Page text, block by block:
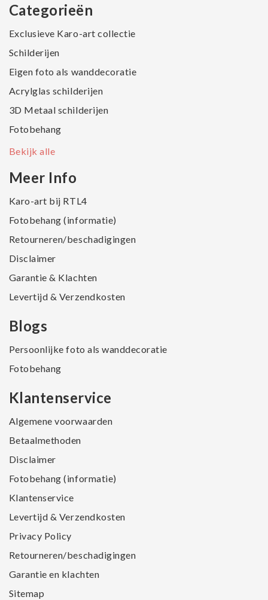
Categorieën
Exclusieve Karo-art collectie
Schilderijen
Eigen foto als wanddecoratie
Acrylglas schilderijen
3D Metaal schilderijen
Fotobehang
Bekijk alle
Meer Info
Karo-art bij RTL4
Fotobehang (informatie)
Retourneren/beschadigingen
Disclaimer
Garantie & Klachten
Levertijd & Verzendkosten
Blogs
Persoonlijke foto als wanddecoratie
Fotobehang
Klantenservice
Algemene voorwaarden
Betaalmethoden
Disclaimer
Fotobehang (informatie)
Klantenservice
Levertijd & Verzendkosten
Privacy Policy
Retourneren/beschadigingen
Garantie en klachten
Sitemap